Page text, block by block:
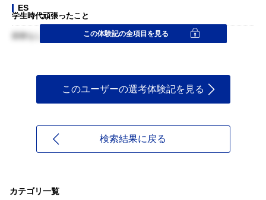
ES
学生時代頑張ったこと
回答なし この体験記の全項目を見る
このユーザーの選考体験記を見る
検索結果に戻る
カテゴリ一覧